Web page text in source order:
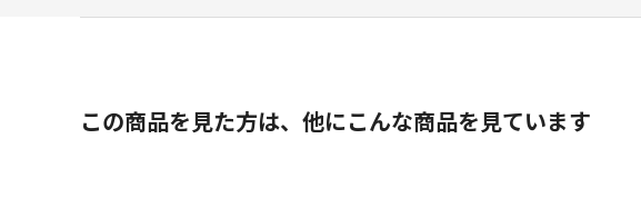
この商品を見た方は、他にこんな商品を見ています